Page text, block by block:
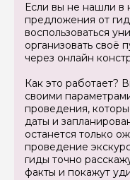
Если вы не нашли в
предложения от
воспользоваться
организовать своё
через онлайн
Как это работает?
своими
проведения,
даты и
останется только
проведение
гиды точно
факты и покажут
Задайте свой